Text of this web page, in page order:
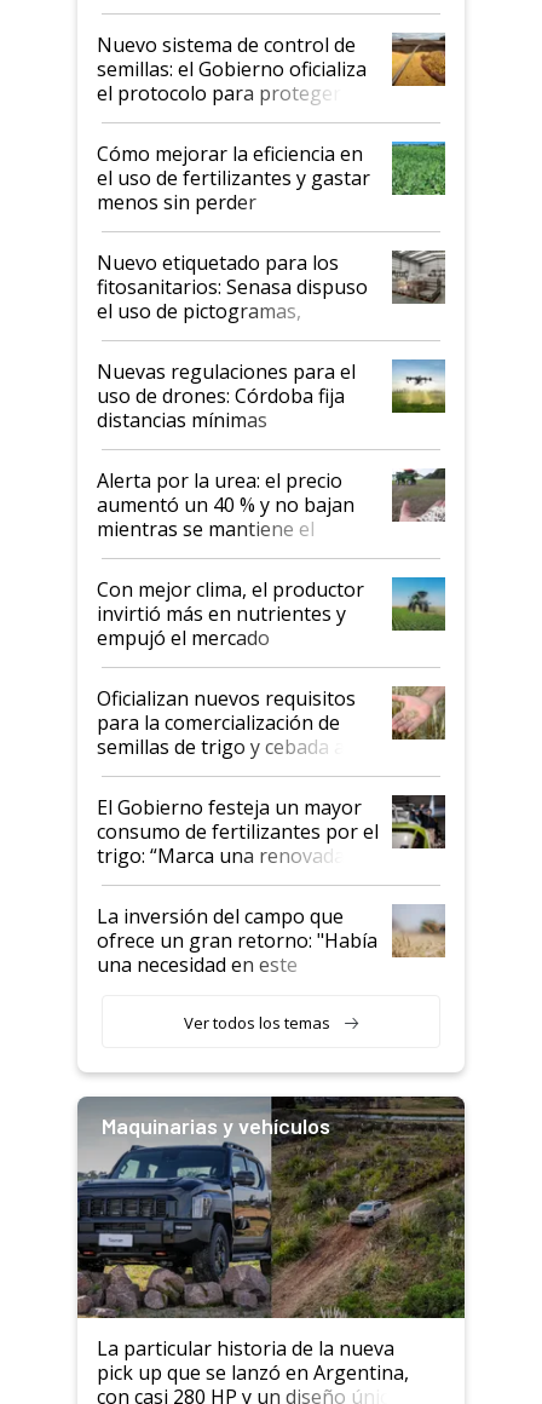
Nuevo sistema de control de
semillas: el Gobierno oficializa
el protocolo para proteger la
propiedad intelectual
Cómo mejorar la eficiencia en
el uso de fertilizantes y gastar
menos sin perder
productividad en la campaña
fina
Nuevo etiquetado para los
fitosanitarios: Senasa dispuso
el uso de pictogramas,
palabras de advertencia e
indicaciones
Nuevas regulaciones para el
uso de drones: Córdoba fija
distancias mínimas
Alerta por la urea: el precio
aumentó un 40 % y no bajan
mientras se mantiene el
conflicto en Medio Oriente
Con mejor clima, el productor
invirtió más en nutrientes y
empujó el mercado
Oficializan nuevos requisitos
para la comercialización de
semillas de trigo y cebada a
granel
El Gobierno festeja un mayor
consumo de fertilizantes por el
trigo: “Marca una renovada
confianza de los productores”
La inversión del campo que
ofrece un gran retorno: "Había
una necesidad en este
Ver todos los temas
Maquinarias y vehículos
La particular historia de la nueva
pick up que se lanzó en Argentina,
con casi 280 HP y un diseño único: a